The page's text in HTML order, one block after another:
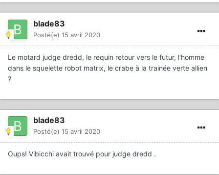
blade83
Posté(e) 15 avril 2020
Le motard judge dredd, le requin retour vers le futur, l'homme
dans le squelette robot matrix, le crabe à la trainée verte allien
?
blade83
Posté(e) 15 avril 2020
Oups! Vibicchi avait trouvé pour judge dredd .